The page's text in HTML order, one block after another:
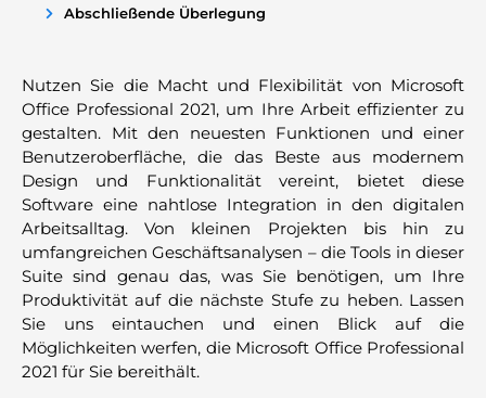
Abschließende Überlegung
Nutzen Sie die Macht und Flexibilität von Microsoft
Office Professional 2021, um Ihre Arbeit effizienter zu
gestalten. Mit den neuesten Funktionen und einer
Benutzeroberfläche, die das Beste aus modernem
Design und Funktionalität vereint, bietet diese
Software eine nahtlose Integration in den digitalen
Arbeitsalltag. Von kleinen Projekten bis hin zu
umfangreichen Geschäftsanalysen – die Tools in dieser
Suite sind genau das, was Sie benötigen, um Ihre
Produktivität auf die nächste Stufe zu heben. Lassen
Sie uns eintauchen und einen Blick auf die
Möglichkeiten werfen, die Microsoft Office Professional
2021 für Sie bereithält.